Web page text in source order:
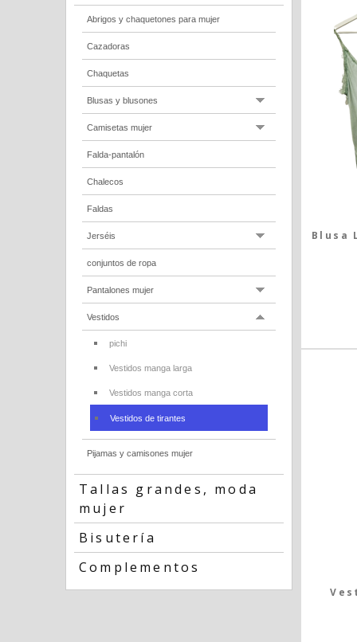
Abrigos y chaquetones para mujer
Cazadoras
Chaquetas
Blusas y blusones
Camisetas mujer
Falda-pantalón
Chalecos
Faldas
Jerséis
conjuntos de ropa
Pantalones mujer
Vestidos
pichi
Vestidos manga larga
Vestidos manga corta
Vestidos de tirantes
Pijamas y camisones mujer
Tallas grandes, moda
mujer
Bisutería
Complementos
Blusa